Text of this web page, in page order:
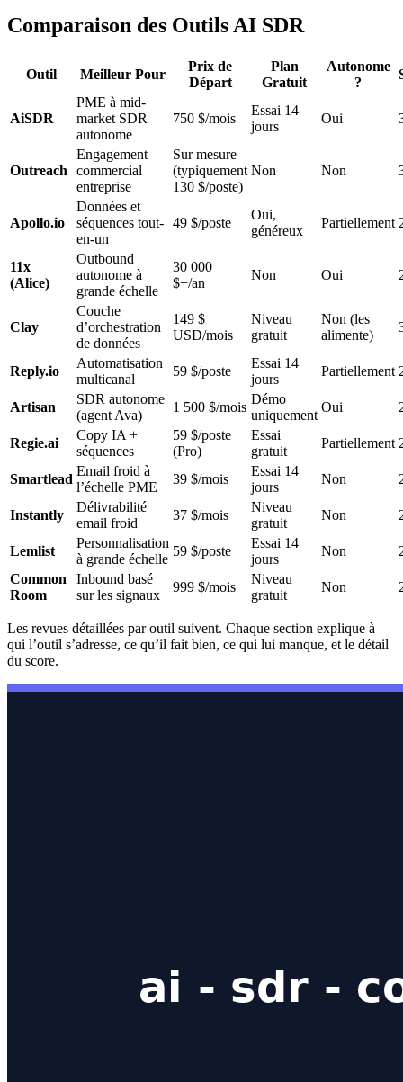
Comparaison des Outils AI SDR
Outil Meilleur Pour
Prix de
Départ
Plan
Gratuit
Autonome
?
AiSDR
PME à mid-
market SDR
autonome
750 $/mois
Essai 14
jours
Oui
Outreach
Engagement
commercial
entreprise
Sur mesure
(typiquement
130 $/poste)
Non Non
Apollo.io
Données et
séquences tout-
en-un
49 $/poste
Oui,
généreux
Partiellement
11x
(Alice)
Outbound
autonome à
grande échelle
30 000
$+/an
Non Oui
Clay
Couche
d’orchestration
de données
149 $
USD/mois
Niveau
gratuit
Non (les
alimente)
Reply.io
Automatisation
multicanal
59 $/poste
Essai 14
jours
Partiellement
Artisan
SDR autonome
(agent Ava)
1 500 $/mois
Démo
uniquement
Oui
Regie.ai
Copy IA +
séquences
59 $/poste
(Pro)
Essai
gratuit
Partiellement
Smartlead
Email froid à
l’échelle PME
39 $/mois
Essai 14
jours
Non
Instantly
Délivrabilité
email froid
37 $/mois
Niveau
gratuit
Non
Lemlist
Personnalisation
à grande échelle
59 $/poste
Essai 14
jours
Non
Common
Room
Inbound basé
sur les signaux
999 $/mois
Niveau
gratuit
Non
Les revues détaillées par outil suivent. Chaque section explique à
qui l’outil s’adresse, ce qu’il fait bien, ce qui lui manque, et le détail
du score.